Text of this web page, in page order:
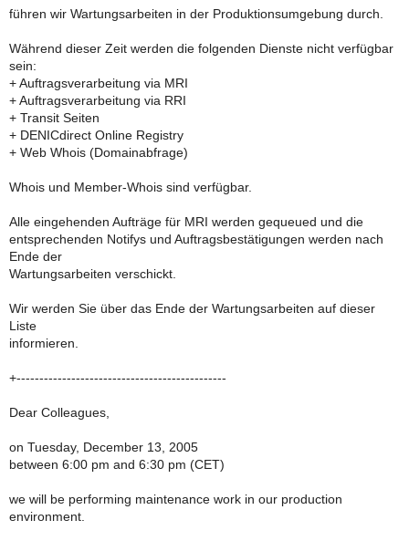
führen wir Wartungsarbeiten in der Produktionsumgebung durch.
Während dieser Zeit werden die folgenden Dienste nicht verfügbar
sein:
+ Auftragsverarbeitung via MRI
+ Auftragsverarbeitung via RRI
+ Transit Seiten
+ DENICdirect Online Registry
+ Web Whois (Domainabfrage)
Whois und Member-Whois sind verfügbar.
Alle eingehenden Aufträge für MRI werden gequeued und die
entsprechenden Notifys und Auftragsbestätigungen werden nach
Ende der
Wartungsarbeiten verschickt.
Wir werden Sie über das Ende der Wartungsarbeiten auf dieser
Liste
informieren.
+----------------------------------------------
Dear Colleagues,
on Tuesday, December 13, 2005
between 6:00 pm and 6:30 pm (CET)
we will be performing maintenance work in our production
environment.